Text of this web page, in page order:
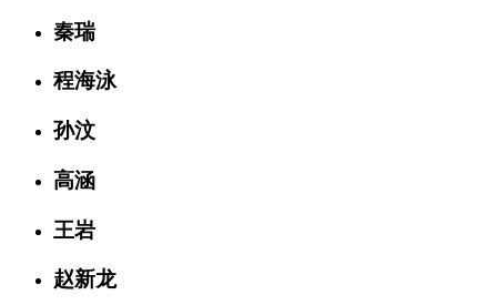
秦瑞
程海泳
孙汶
高涵
王岩
赵新龙